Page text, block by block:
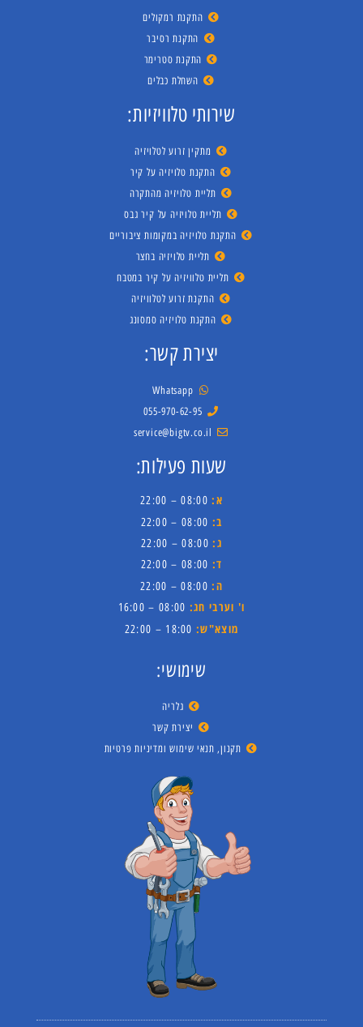
התקנת רמקולים
התקנת רסיבר
התקנת סטרימר
השחלת כבלים
שירותי טלוויזיות:
מתקין זרוע לטלויזיה
התקנת טלויזיה על קיר
תליית טלויזיה מהתקרה
תליית טלויזיה על קיר גבס
התקנת טלויזיה במקומות ציבוריים
תליית טלויזיה בחצר
תליית טלוויזיה על קיר במטבח
התקנת זרוע לטלוויזיה
התקנת טלויזיה סמסונג
יצירת קשר:
Whatsapp
055-970-62-95
service@bigtv.co.il
שעות פעילות:
א:08:00 – 22:00
ב:
ג:08:00 – 22:00
ד:
ה:08:00 – 22:00
ו' וערבי חג:
מוצא"ש:18:00 – 22:00
שימושי:
גלריה
יצירת קשר
תקנון, תנאי שימוש ומדיניות פרטיות